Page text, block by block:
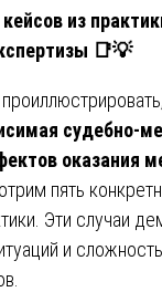
из
📑💡
судебно-
оказания
пять
Эти случаи
и